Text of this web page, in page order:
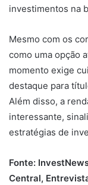
investimentos na
Mesmo com os
como uma opção
momento exige
destaque para
Além disso, a
interessante,
estratégias de
Fonte:
Central,